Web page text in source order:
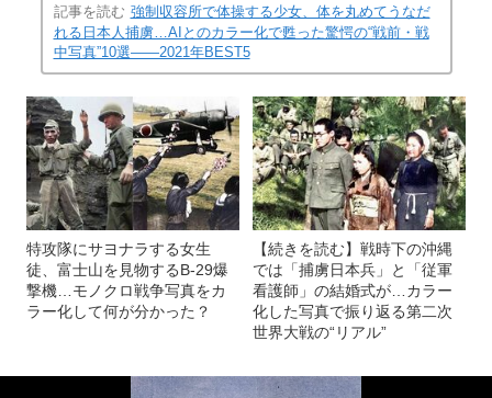
記事を読む 強制収容所で体操する少女、体を丸めてうなだ
れる日本人捕虜…AIとのカラー化で甦った驚愕の“戦前・戦
中写真”10選――2021年BEST5
特攻隊にサヨナラする女生
徒、富士山を見物するB-29爆
撃機…モノクロ戦争写真をカ
ラー化して何が分かった？
【続きを読む】戦時下の沖縄
では「捕虜日本兵」と「従軍
看護師」の結婚式が…カラー
化した写真で振り返る第二次
世界大戦の“リアル”